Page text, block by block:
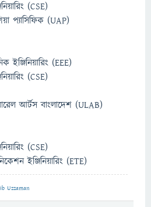
(CSE)
প্যাসিফিক (UAP)
ইঞ্জিনিয়ারিং (EEE)
(CSE)
আর্টস বাংলাদেশ (ULAB)
(CSE)
ইঞ্জিনিয়ারিং (ETE)
Uzzaman